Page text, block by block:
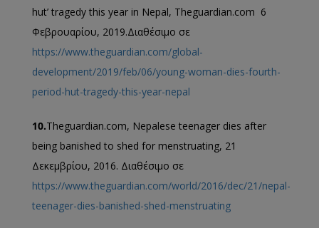
hut’ tragedy this year in Nepal, Theguardian.com 6
Φεβρουαρίου, 2019.Διαθέσιμο σε
https://www.theguardian.com/global-
development/2019/feb/06/young-woman-dies-fourth-
period-hut-tragedy-this-year-nepal
10.Theguardian.com, Nepalese teenager dies after
being banished to shed for menstruating, 21
Δεκεμβρίου, 2016. Διαθέσιμο σε
https://www.theguardian.com/world/2016/dec/21/nepal-
teenager-dies-banished-shed-menstruating